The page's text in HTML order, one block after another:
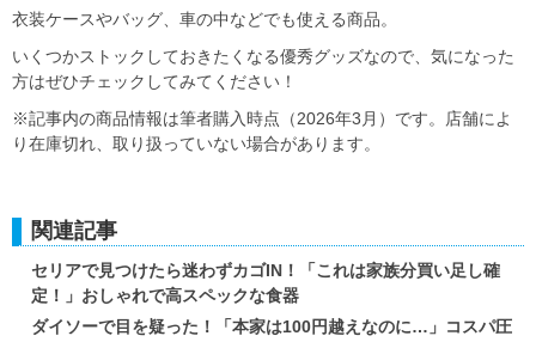
衣装ケースやバッグ、車の中などでも使える商品。
いくつかストックしておきたくなる優秀グッズなので、気になった
方はぜひチェックしてみてください！
※記事内の商品情報は筆者購入時点（2026年3月）です。店舗によ
り在庫切れ、取り扱っていない場合があります。
関連記事
セリアで見つけたら迷わずカゴIN！「これは家族分買い足し確
定！」おしゃれで高スペックな食器
ダイソーで目を疑った！「本家は100円越えなのに…」コスパ圧